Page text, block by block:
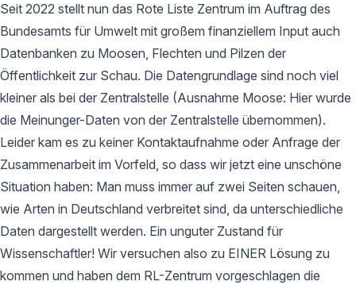
Seit 2022 stellt nun das Rote Liste Zentrum im Auftrag des
Bundesamts für Umwelt mit großem finanziellem Input auch
Datenbanken zu Moosen, Flechten und Pilzen der
Öffentlichkeit zur Schau. Die Datengrundlage sind noch viel
kleiner als bei der Zentralstelle (Ausnahme Moose: Hier wurde
die Meinunger-Daten von der Zentralstelle übernommen).
Leider kam es zu keiner Kontaktaufnahme oder Anfrage der
Zusammenarbeit im Vorfeld, so dass wir jetzt eine unschöne
Situation haben: Man muss immer auf zwei Seiten schauen,
wie Arten in Deutschland verbreitet sind, da unterschiedliche
Daten dargestellt werden. Ein unguter Zustand für
Wissenschaftler! Wir versuchen also zu EINER Lösung zu
kommen und haben dem RL-Zentrum vorgeschlagen die